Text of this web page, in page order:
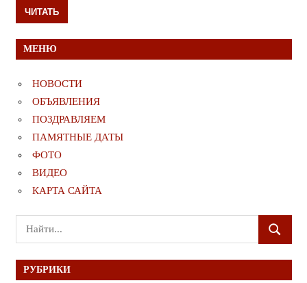
ЧИТАТЬ
МЕНЮ
НОВОСТИ
ОБЪЯВЛЕНИЯ
ПОЗДРАВЛЯЕМ
ПАМЯТНЫЕ ДАТЫ
ФОТО
ВИДЕО
КАРТА САЙТА
Поиск
для:
ПОИСК
РУБРИКИ